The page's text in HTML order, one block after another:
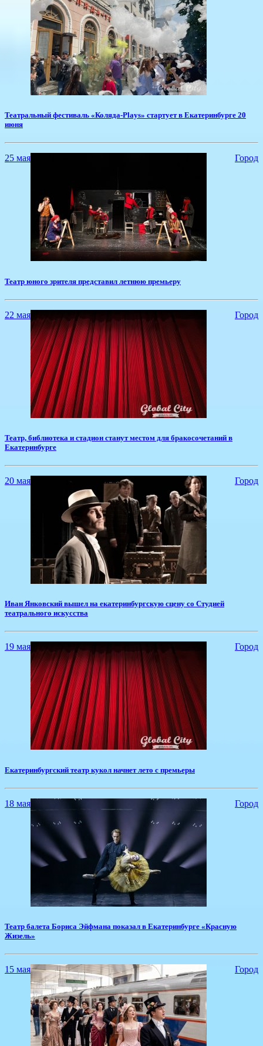
​Театральный фестиваль «Коляда-Plays» стартует в Екатеринбурге 20
июня
25 мая Город
​Театр юного зрителя представил летнюю премьеру
22 мая Город
​Театр, библиотека и стадион станут местом для бракосочетаний в
Екатеринбурге
20 мая Город
​Иван Янковский вышел на екатеринбургскую сцену со Студией
театрального искусства
19 мая Город
​Екатеринбургский театр кукол начнет лето с премьеры
18 мая Город
​Театр балета Бориса Эйфмана показал в Екатеринбурге «Красную
Жизель»
15 мая Город